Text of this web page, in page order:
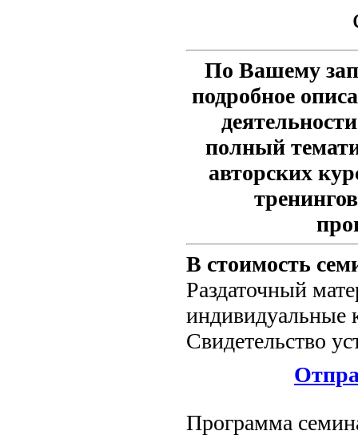
По Вашему
подробное
полный
авторских
В стоимость
Раздаточный
индивидуальные
Свидетельство
Программа